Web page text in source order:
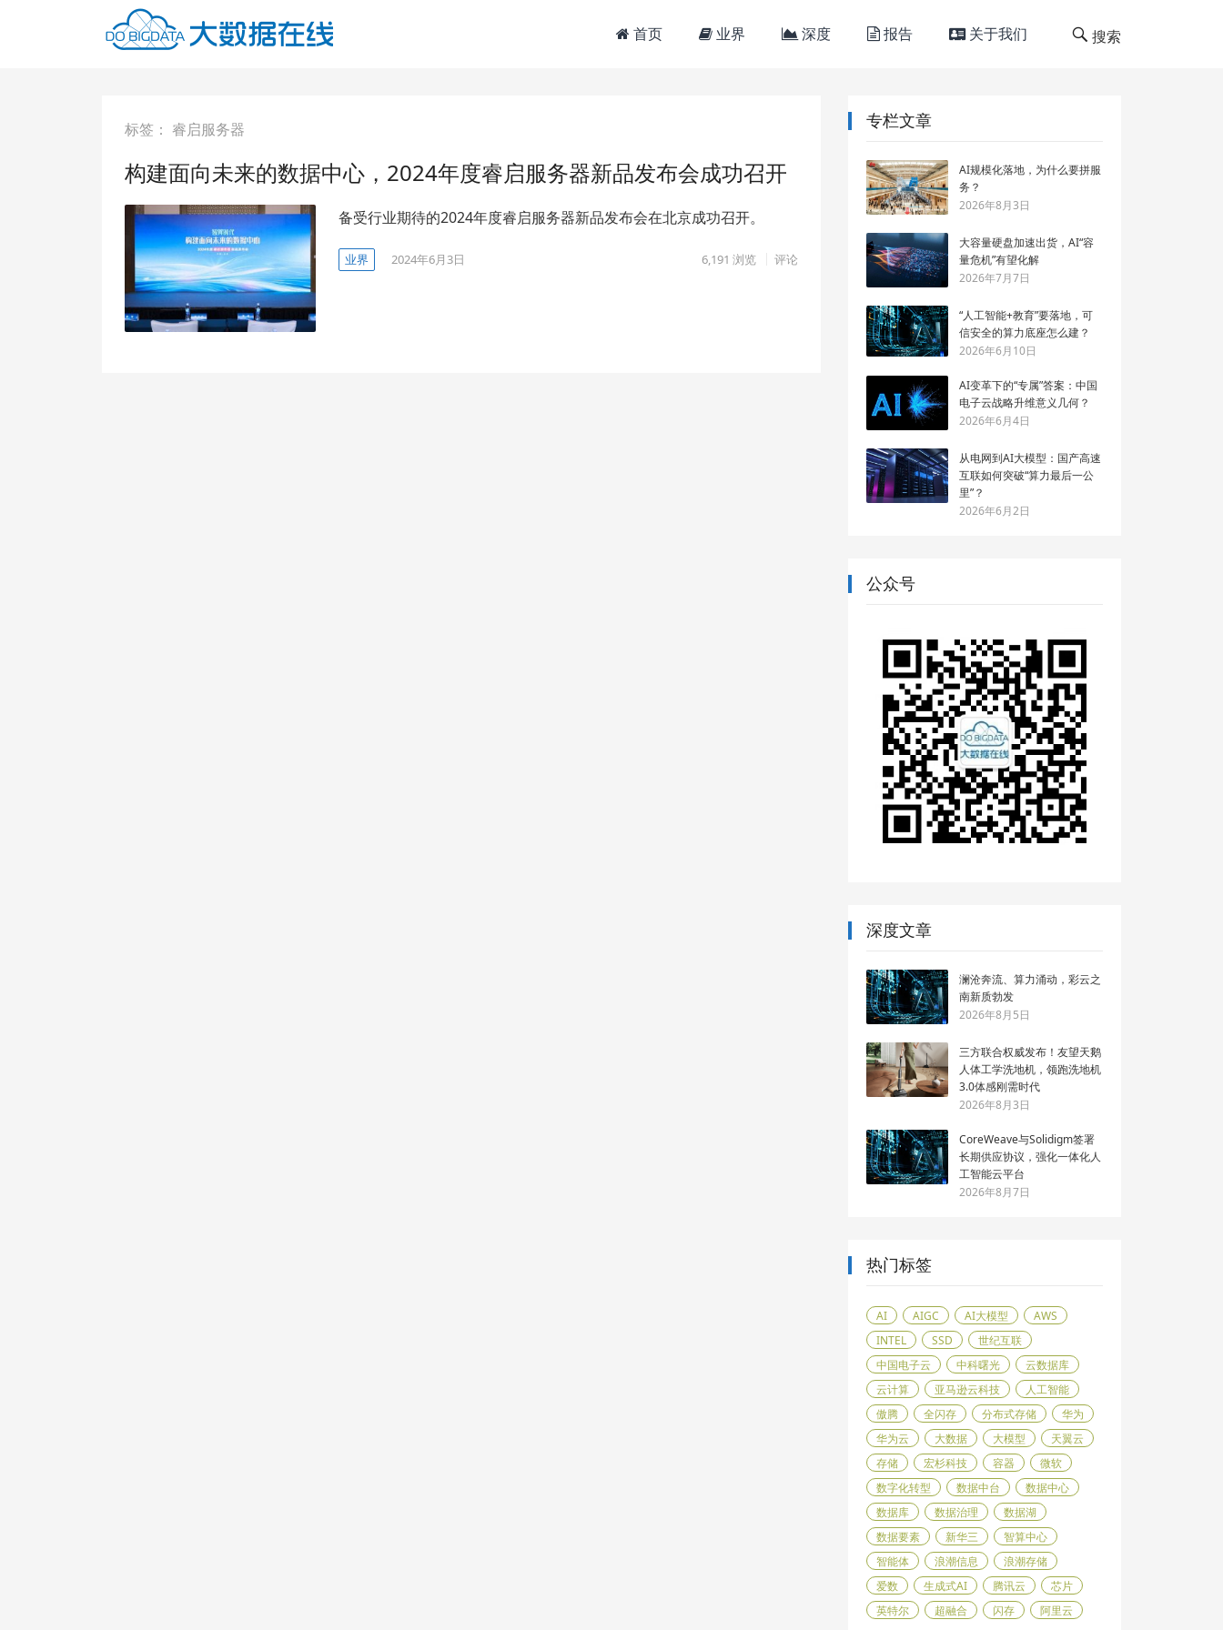
首页 业界 深度 报告 关于我们 搜索
标签： 睿启服务器
构建面向未来的数据中心，2024年度睿启服务器新品发布会成功召开
备受行业期待的2024年度睿启服务器新品发布会在北京成功召开。
业界 2024年6月3日 6,191 浏览 评论
专栏文章
AI规模化落地，为什么要拼服
务？
2026年8月3日
大容量硬盘加速出货，AI“容
量危机”有望化解
2026年7月7日
“人工智能+教育”要落地，可
信安全的算力底座怎么建？
2026年6月10日
AI变革下的“专属”答案：中国
电子云战略升维意义几何？
2026年6月4日
从电网到AI大模型：国产高速
互联如何突破“算力最后一公
里”？
2026年6月2日
公众号
深度文章
澜沧奔流、算力涌动，彩云之
南新质勃发
2026年8月5日
三方联合权威发布！友望天鹅
人体工学洗地机，领跑洗地机
3.0体感刚需时代
2026年8月3日
CoreWeave与Solidigm签署
长期供应协议，强化一体化人
工智能云平台
2026年8月7日
热门标签
AI AIGC AI大模型
AWS
INTEL
SSD
世纪互联
中国电子云
中科曙光
云数据库
云计算
亚马逊云科技
人工智能
傲腾
全闪存 分布式存储
华为
华为云
大数据 大模型
天翼云
存储
宏杉科技 容器
微软
数字化转型
数据中台
数据中心
数据库
数据治理
数据湖
数据要素
新华三
智算中心
智能体
浪潮信息
浪潮存储
爱数
生成式AI 腾讯云
芯片
英特尔
超融合 闪存 阿里云